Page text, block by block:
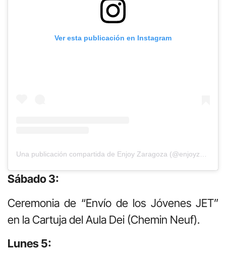
Ver esta publicación en Instagram
Una publicación compartida de Enjoy Zaragoza (@enjoyzaragoza)
Sábado 3:
Ceremonia de “Envío de los Jóvenes JET”
en la Cartuja del Aula Dei (Chemin Neuf).
Lunes 5: